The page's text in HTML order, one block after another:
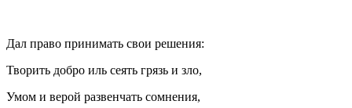
Дал право принимать свои решения:
Творить добро иль сеять грязь и зло,
Умом и верой развенчать сомнения,